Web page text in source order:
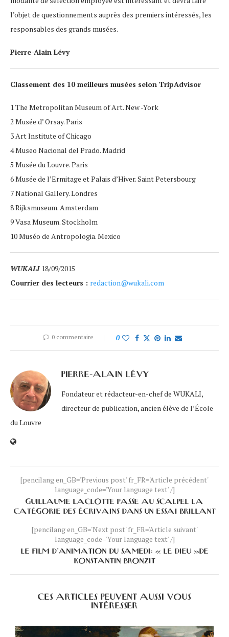
l’objet de questionnements auprès des premiers intéressés, les
responsables des grands musées.
Pierre-Alain Lévy
Classement des 10 meilleurs musées selon TripAdvisor
1 The Metropolitan Museum of Art. New -York
2 Musée d’ Orsay. Paris
3 Art Institute of Chicago
4 Museo Nacional del Prado. Madrid
5 Musée du Louvre. Paris
6 Musée de l’Ermitage et Palais d’Hiver. Saint Petersbourg
7 National Gallery. Londres
8 Rijksmuseum. Amsterdam
9 Vasa Museum. Stockholm
10 Muséo de Antropologia. Mexico
WUKALI 18/09/2015
Courrier des lecteurs : redaction@wukali.com
0 commentaire 0
PIERRE-ALAIN LÉVY
Fondateur et rédacteur-en-chef de WUKALI,
directeur de publication, ancien élève de l’École
du Louvre
[pencilang en_GB='Previous post' fr_FR='Article précédent'
language_code='Your language text' /]
GUILLAUME LACLOTTE PASSE AU SCALPEL LA
CATÉGORIE DES ÉCRIVAINS DANS UN ESSAI BRILLANT
[pencilang en_GB='Next post' fr_FR='Article suivant'
language_code='Your language text' /]
LE FILM D’ANIMATION DU SAMEDI: « LE DIEU »DE
KONSTANTIN BRONZIT
CES ARTICLES PEUVENT AUSSI VOUS
INTÉRESSER